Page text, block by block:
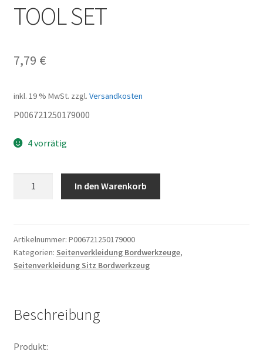
TOOL SET
7,79 €
inkl. 19 % MwSt. zzgl. Versandkosten
P006721250179000
4 vorrätig
In den Warenkorb
Artikelnummer: P006721250179000
Kategorien: Seitenverkleidung Bordwerkzeuge,
Seitenverkleidung Sitz Bordwerkzeug
Beschreibung
Produkt: